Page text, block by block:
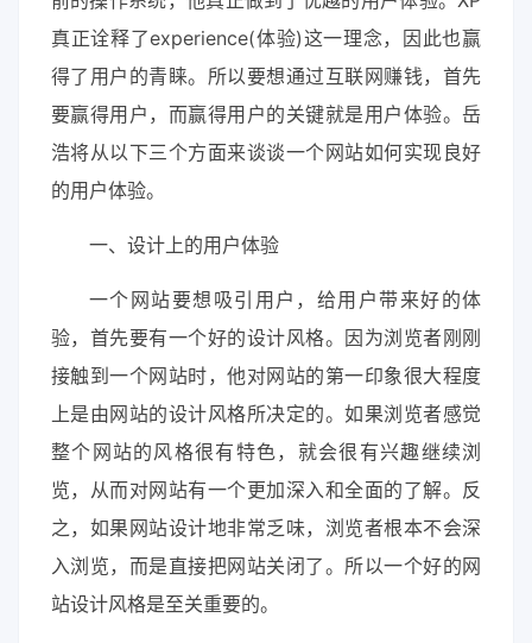
真正诠释了experience(体验)这一理念，因此也赢
得了用户的青睐。所以要想通过互联网赚钱，首先
要赢得用户，而赢得用户的关键就是用户体验。岳
浩将从以下三个方面来谈谈一个网站如何实现良好
的用户体验。
一、设计上的用户体验
一个网站要想吸引用户，给用户带来好的体
验，首先要有一个好的设计风格。因为浏览者刚刚
接触到一个网站时，他对网站的第一印象很大程度
上是由网站的设计风格所决定的。如果浏览者感觉
整个网站的风格很有特色，就会很有兴趣继续浏
览，从而对网站有一个更加深入和全面的了解。反
之，如果网站设计地非常乏味，浏览者根本不会深
入浏览，而是直接把网站关闭了。所以一个好的网
站设计风格是至关重要的。